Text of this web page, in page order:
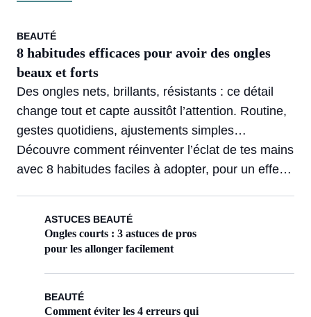
BEAUTÉ
8 habitudes efficaces pour avoir des ongles
beaux et forts
Des ongles nets, brillants, résistants : ce détail
change tout et capte aussitôt l’attention. Routine,
gestes quotidiens, ajustements simples…
Découvre comment réinventer l’éclat de tes mains
avec 8 habitudes faciles à adopter, pour un effet
ASTUCES BEAUTÉ
Ongles courts : 3 astuces de pros
pour les allonger facilement
BEAUTÉ
Comment éviter les 4 erreurs qui